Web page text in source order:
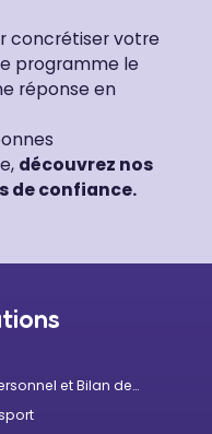
concrétiser votre
programme le
réponse en
découvrez nos
de confiance.
et Bilan de